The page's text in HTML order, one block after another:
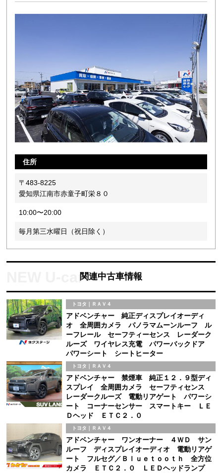
住所
〒483-8225
愛知県江南市赤童子町栄８０
10:00〜20:00
毎月第三水曜日（祝日除く）
関連中古車情報
トヨタ｜ＲＡＶ４
アドベンチャー 純正ディスプレイオーディ
オ 全周囲カメラ パノラマムーンルーフ ル
ーフレール セーフティーセンス レーダーク
ルーズ ワイヤレス充電 パワーバックドア
パワーシート シートヒーター
トヨタ｜ＲＡＶ４
アドベンチャー 禁煙車 純正１２．９型ディ
スプレイ 全周囲カメラ セーフティセンス
レーダークルーズ 電動リアゲート パワーシ
ート コーナーセンサー スマートキー ＬＥ
Ｄヘッド ＥＴＣ２．０
トヨタ｜ＲＡＶ４
アドベンチャー ワンオーナー ４ＷＤ サン
ルーフ ディスプレイオーディオ 電動リアゲ
ート フルセグ／Ｂｌｕｅｔｏｏｔｈ 全方位
カメラ ＥＴＣ２．０ ＬＥＤヘッドランプ